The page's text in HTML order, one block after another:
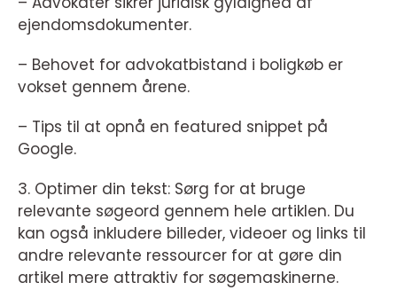
ejendomsdokumenter.
– Behovet for advokatbistand i boligkøb er
vokset gennem årene.
– Tips til at opnå en featured snippet på
Google.
3. Optimer din tekst: Sørg for at bruge
relevante søgeord gennem hele artiklen. Du
kan også inkludere billeder, videoer og links til
andre relevante ressourcer for at gøre din
artikel mere attraktiv for søgemaskinerne.